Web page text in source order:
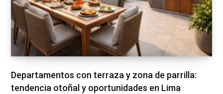
Departamentos con terraza y zona de parrilla:
tendencia otoñal y oportunidades en Lima